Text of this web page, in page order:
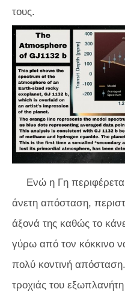
τους.
Ενώ η Γη
άνετη απόσταση,
άξονά της καθώς το
γύρω από τον κόκκινο
πολύ κοντινή
τροχιάς του